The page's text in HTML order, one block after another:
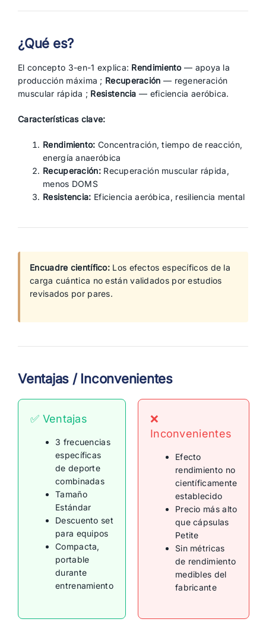
¿Qué es?
El concepto 3-en-1 explica: Rendimiento— apoya la
producción máxima ; Recuperación — regeneración
muscular rápida ; Resistencia — eficiencia aeróbica.
Características clave:
Rendimiento: Concentración, tiempo de reacción,
energía anaeróbica
Recuperación:Recuperación muscular rápida,
menos DOMS
Resistencia: Eficiencia aeróbica, resiliencia mental
Encuadre científico: Los efectos específicos de la
carga cuántica no están validados por estudios
revisados por pares.
Ventajas / Inconvenientes
✅ Ventajas
3 frecuencias
específicas
de deporte
combinadas
Tamaño
Estándar
Descuento set
para equipos
Compacta,
portable
durante
entrenamiento
❌
Inconvenientes
Efecto
rendimiento no
científicamente
establecido
Precio más alto
que cápsulas
Petite
Sin métricas
de rendimiento
medibles del
fabricante